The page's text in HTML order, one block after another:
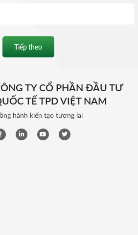
Tiếp theo
TY CỔ PHẦN ĐẦU TƯ
TẾ TPD VIỆT NAM
hành kiến tạo tương lai